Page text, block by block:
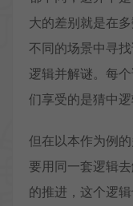
大的差别就是在
不同的场景中寻
逻辑并解谜。每
们享受的是猜中逻
但在以本作为例
要用同一套逻辑
的推进，这个逻